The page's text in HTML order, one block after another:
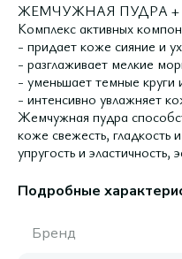
ЖЕМЧУЖНАЯ ПУДРА +
Комплекс активных
- придает коже сияние и
- разглаживает мелкие
- уменьшает темные круги
- интенсивно увлажняет
Жемчужная пудра
коже свежесть, гладкость
упругость и
Подробные
Бренд